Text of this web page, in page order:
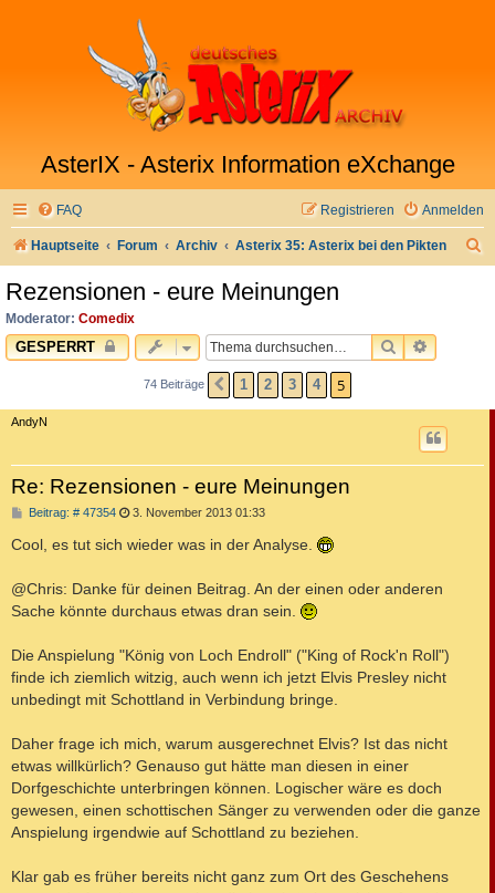
AsterIX - Asterix Information eXchange
FAQ Anmelden
Registrieren
Hauptseite Forum Archiv Asterix 35: Asterix bei den Pikten
Rezensionen - eure Meinungen
Moderator: Comedix
GESPERRT SUCHE
74 Beiträge VORHERIGE
1 2 3 4 5
AndyN
Re: Rezensionen - eure Meinungen
Beitrag: # 47354B
i
t
g
3. November 2013 01:33
Cool, es tut sich wieder was in der Analyse.
@Chris: Danke für deinen Beitrag. An der einen oder anderen
Sache könnte durchaus etwas dran sein.
Die Anspielung "König von Loch Endroll" ("King of Rock'n Roll")
finde ich ziemlich witzig, auch wenn ich jetzt Elvis Presley nicht
unbedingt mit Schottland in Verbindung bringe.
Daher frage ich mich, warum ausgerechnet Elvis? Ist das nicht
etwas willkürlich? Genauso gut hätte man diesen in einer
Dorfgeschichte unterbringen können. Logischer wäre es doch
gewesen, einen schottischen Sänger zu verwenden oder die ganze
Anspielung irgendwie auf Schottland zu beziehen.
Klar gab es früher bereits nicht ganz zum Ort des Geschehens